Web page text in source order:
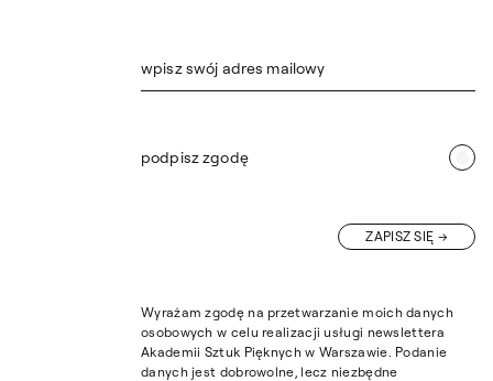
wpisz swój adres mailowy
podpisz zgodę
ZAPISZ SIĘ
Wyrażam zgodę na przetwarzanie moich danych
osobowych w celu realizacji usługi newslettera
Akademii Sztuk Pięknych w Warszawie. Podanie
danych jest dobrowolne, lecz niezbędne